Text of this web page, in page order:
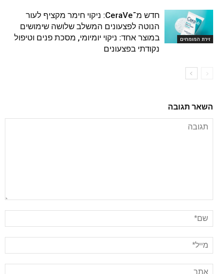
זירת המומחים
חדש מ־CeraVe: ניקוי חימר מקציף לעור
הנוטה לפצעונים המשלב שלושה שימושים
במוצר אחד: ניקוי יומיומי, מסכת פנים וטיפול
נקודתי בפצעונים
השאר תגובה